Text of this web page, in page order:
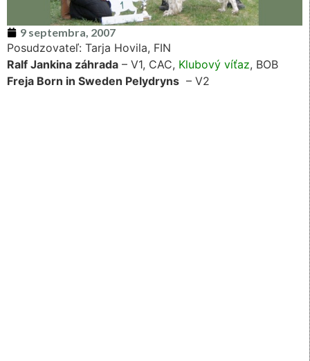
9 septembra, 2007
Posudzovateľ: Tarja Hovila, FIN
Ralf Jankina záhrada – V1, CAC, Klubový víťaz, BOB
Freja Born in Sweden Pelydryns – V2